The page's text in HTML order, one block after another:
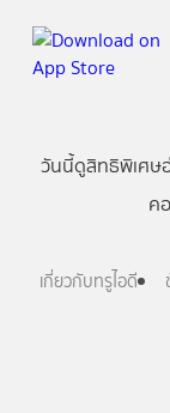
วันนี้ดูสิทธิพิเศษ
ค
เกี่ยวกับทรูไอดี